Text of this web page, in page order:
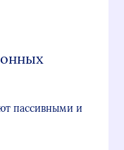
пассивными и